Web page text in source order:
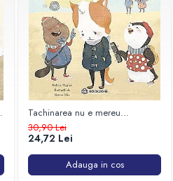
Tachinarea nu e mereu
amuzantă. Bullyingul emoțional
30,90 Lei
24,72 Lei
Adauga in cos